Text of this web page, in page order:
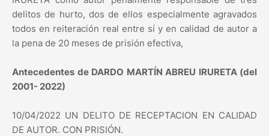
delitos de hurto, dos de ellos especialmente agravados
todos en reiteración real entre sí y en calidad de autor a
la pena de 20 meses de prisión efectiva,
Antecedentes de DARDO MARTÍN ABREU IRURETA (del
2001- 2022)
10/04/2022 UN DELITO DE RECEPTACION EN CALIDAD
DE AUTOR. CON PRISIÓN.